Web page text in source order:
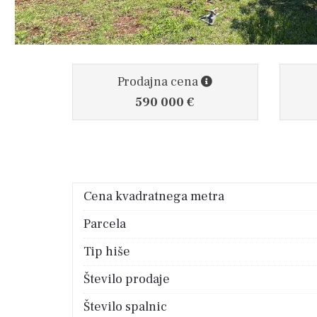
Prodajna cena
590 000 €
Cena kvadratnega metra
Parcela
Tip hiše
Število prodaje
Število spalnic